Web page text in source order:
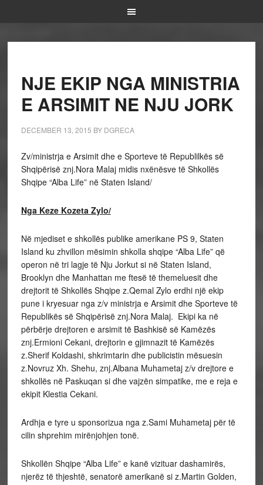
NJE EKIP NGA MINISTRIA
E ARSIMIT NE NJU JORK
DECEMBER 13, 2015 BY DGRECA
Zv/ministrja e Arsimit dhe e Sporteve të Republilkës së
Shqipërisë znj.Nora Malaj midis nxënësve të Shkollës
Shqipe “Alba Life” në Staten Island/
Nga Keze Kozeta Zylo/
Në mjediset e shkollës publike amerikane PS 9, Staten
Island ku zhvillon mësimin shkolla shqipe “Alba Life” që
operon në tri lagje të Nju Jorkut si në Staten Island,
Brooklyn dhe Manhattan me ftesë të themeluesit dhe
drejtorit të Shkollës Shqipe z.Qemal Zylo erdhi një ekip
pune i kryesuar nga z/v ministrja e Arsimit dhe Sporteve të
Republikës së Shqipërisë znj.Nora Malaj. Ekipi ka në
përbërje drejtoren e arsimit të Bashkisë së Kamëzës
znj.Ermioni Cekani, drejtorin e gjimnazit të Kamëzës
z.Sherif Koldashi, shkrimtarin dhe publicistin mësuesin
z.Novruz Xh. Shehu, znj.Albana Muhametaj z/v drejtore e
shkollës në Paskuqan si dhe vajzën simpatike, me e reja e
ekipit Klestia Cekani.
Ardhja e tyre u sponsorizua nga z.Sami Muhametaj për të
cilin shprehim mirënjohjen tonë.
Shkollën Shqipe “Alba Life” e kanë vizituar dashamirës,
njerëz të thjeshtë, senatorë amerikanë si z.Martin Golden,